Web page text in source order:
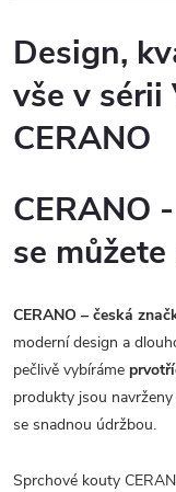
Design,
vše v sérii
CERANO
CERANO
se
CERANO – česká
moderní design a
pečlivě vybíráme
produkty jsou
se snadnou údržbou.
Sprchové kouty